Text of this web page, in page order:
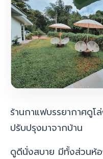
ร้านกาแฟบรรยากาศดูโ
ปรับปรุงมาจากบ้าน
ดูดีนั่งสบาย มีทั้งส่วนห้